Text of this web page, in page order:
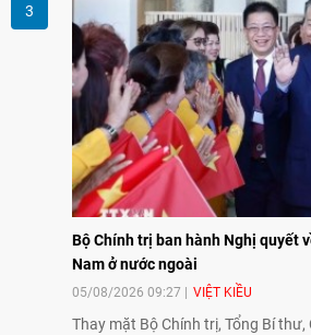
Nhật Bản và thế giới ủng hộ giải
Nam.
Bộ Chính trị ban hành Nghị quyết
Nam ở nước ngoài
05/08/2026 09:27 VIỆT KIỀU
Thay mặt Bộ Chính trị, Tổng Bí